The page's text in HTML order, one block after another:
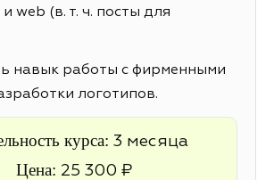
web (в. т. ч. посты для
навык работы с фирменными
логотипов.
курса: 3 месяца
Цена: 25 300 ₽